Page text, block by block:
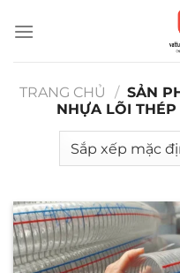
qua
TRANG CHỦ
/ SẢN
NHỰA LÕI